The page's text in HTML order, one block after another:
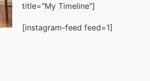
title="My Timeline"]
[instagram-feed feed=1]